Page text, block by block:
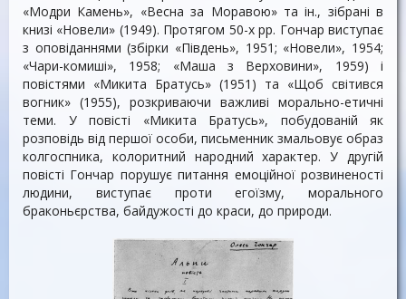
«Модри Камень», «Весна за Моравою» та ін., зібрані в
книзі «Новели» (1949). Протягом 50-х pp. Гончар виступає
з оповіданнями (збірки «Південь», 1951; «Новели», 1954;
«Чари-комиші», 1958; «Маша з Верховини», 1959) і
повістями «Микита Братусь» (1951) та «Щоб світився
вогник» (1955), розкриваючи важливі морально-етичні
теми. У повісті «Микита Братусь», побудованій як
розповідь від першої особи, письменник змальовує образ
колгоспника, колоритний народний характер. У другій
повісті Гончар порушує питання емоційної розвиненості
людини, виступає проти егоїзму, морального
браконьєрства, байдужості до краси, до природи.